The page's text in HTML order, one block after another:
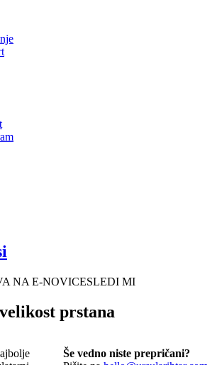
NA E-NOVICESLEDI MI
prstana
Še vedno niste prepričani?